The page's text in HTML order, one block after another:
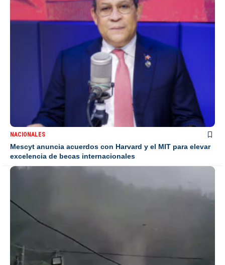
NACIONALES
Mescyt anuncia acuerdos con Harvard y el MIT para elevar
excelencia de becas internacionales